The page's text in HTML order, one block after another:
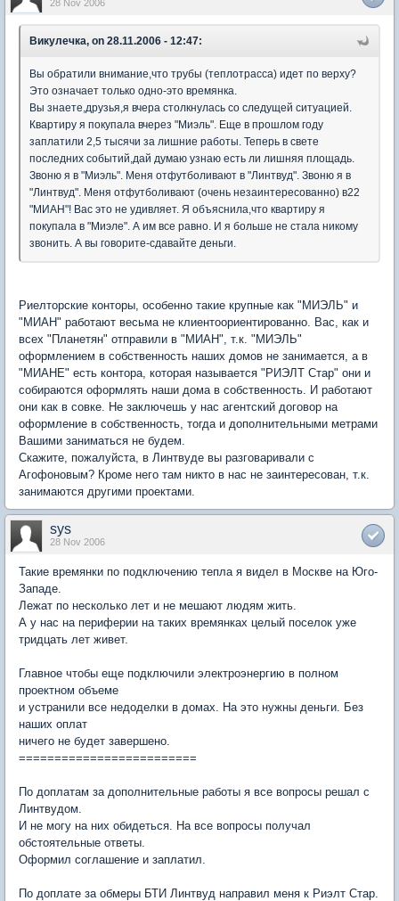
28 Nov 2006
Викулечка, on 28.11.2006 - 12:47:
Вы обратили внимание,что трубы (теплотрасса) идет по верху?
Это означает только одно-это времянка.
Вы знаете,друзья,я вчера столкнулась со следущей ситуацией.
Квартиру я покупала вчерез "Миэль". Еще в прошлом году
заплатили 2,5 тысячи за лишние работы. Теперь в свете
последних событий,дай думаю узнаю есть ли лишняя площадь.
Звоню я в "Миэль". Меня отфутболивают в "Линтвуд". Звоню я в
"Линтвуд". Меня отфутболивают (очень незаинтересованно) в22
"МИАН"! Вас это не удивляет. Я объяснила,что квартиру я
покупала в "Миэле". А им все равно. И я больше не стала никому
звонить. А вы говорите-сдавайте деньги.
Риелторские конторы, особенно такие крупные как "МИЭЛЬ" и
"МИАН" работают весьма не клиентоориентированно. Вас, как и
всех "Планетян" отправили в "МИАН", т.к. "МИЭЛЬ"
оформлением в собственность наших домов не занимается, а в
"МИАНЕ" есть контора, которая называется "РИЭЛТ Стар" они и
собираются оформлять наши дома в собственность. И работают
они как в совке. Не заключешь у нас агентский договор на
оформление в собственность, тогда и дополнительными метрами
Вашими заниматься не будем.
Скажите, пожалуйста, в Линтвуде вы разговаривали с
Агофоновым? Кроме него там никто в нас не заинтересован, т.к.
занимаются другими проектами.
sys
28 Nov 2006
Такие времянки по подключению тепла я видел в Москве на Юго-
Западе.
Лежат по несколько лет и не мешают людям жить.
А у нас на периферии на таких времянках целый поселок уже
тридцать лет живет.
Главное чтобы еще подключили электроэнергию в полном
проектном объеме
и устранили все недоделки в домах. На это нужны деньги. Без
наших оплат
ничего не будет завершено.
=========================
По доплатам за дополнительные работы я все вопросы решал с
Линтвудом.
И не могу на них обидеться. На все вопросы получал
обстоятельные ответы.
Оформил соглашение и заплатил.
По доплате за обмеры БТИ Линтвуд направил меня к Риэлт Стар.